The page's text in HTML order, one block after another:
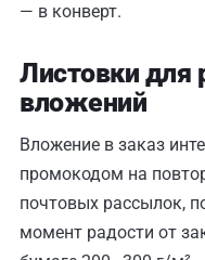
— в конверт.
Листовки для
вложений
Вложение в заказ
промокодом на
почтовых рассылок,
момент радости от